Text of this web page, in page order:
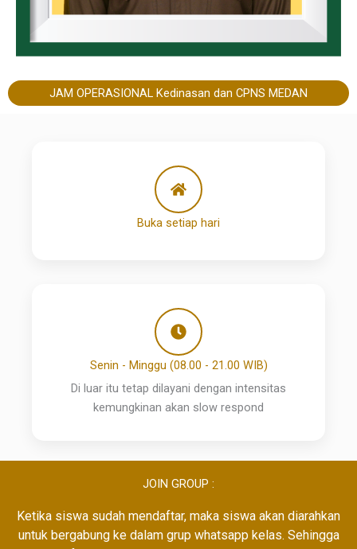
JAM OPERASIONAL Kedinasan dan CPNS MEDAN​
Buka setiap hari
Senin - Minggu (08.00 - 21.00 WIB)
Di luar itu tetap dilayani dengan intensitas
kemungkinan akan slow respond
JOIN GROUP :
Ketika siswa sudah mendaftar, maka siswa akan diarahkan
untuk bergabung ke dalam grup whatsapp kelas. Sehingga